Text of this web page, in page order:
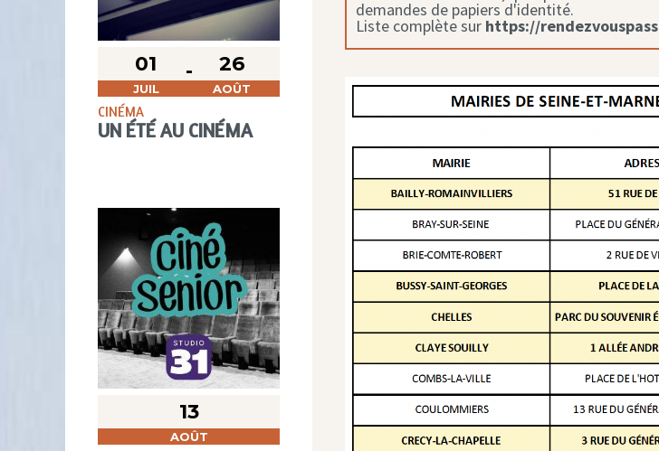
01
JUIL
26
AOÛT
CINÉMA
UN ÉTÉ AU CINÉMA
13
AOÛT
demandes de papiers d'identité.
Liste complète sur https://